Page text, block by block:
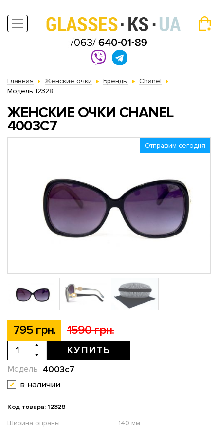
Главная Женские очки Бренды
Chanel
Модель 12328
ЖЕНСКИЕ ОЧКИ CHANEL
4003С7
Отправим сегодня
795 грн. 1590 грн.
КУПИТЬ
4003с7
Модель
в наличии
Код товара: 12328
Ширина оправы
140 мм